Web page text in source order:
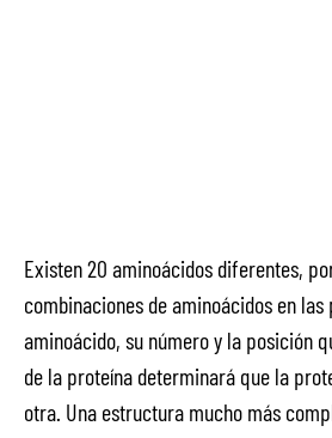
Existen 20 aminoácidos diferentes,
combinaciones de aminoácidos en
aminoácido, su número y la posición
de la proteína determinará que la
otra. Una estructura mucho más